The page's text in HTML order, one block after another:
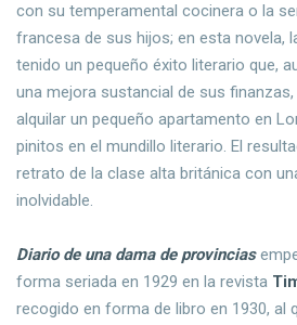
con su temperamental cocinera o la
francesa de sus hijos; en esta novela,
tenido un pequeño éxito literario que,
una mejora sustancial de sus
alquilar un pequeño apartamento en
pinitos en el mundillo literario. El
retrato de la clase alta británica con
inolvidable.
Diario de una dama de provincias
forma seriada en 1929 en la revista
recogido en forma de libro en 1930, al